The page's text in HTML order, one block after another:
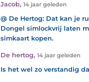
Jacob, 14 jaar geleden
@ De Hertog: Dat kan je
Dongel simlockvrij laten
simkaart kopen.
De hertog, 14 jaar geleden
Is het wel zo verstandig